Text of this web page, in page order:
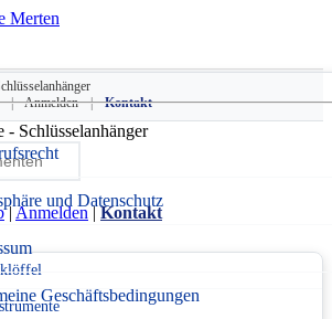
und Datenschutz
Geschäftsbedingungen
| Anmelden | Kontakt
- Schlüsselanhänger
| Anmelden | Kontakt